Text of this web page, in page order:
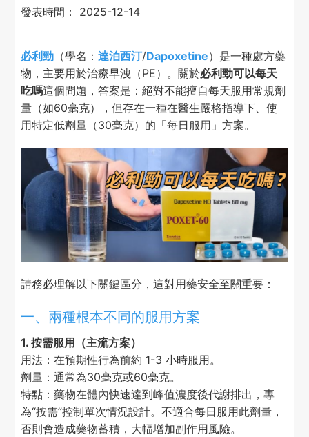
發表時間： 2025-12-14
必利勁 （學名：達泊西汀/Dapoxetine）是一種處方藥
物，主要用於治療早洩（PE）。關於必利勁可以每天
吃嗎這個問題，答案是：絕對不能擅自每天服用常規劑
量（如60毫克），但存在一種在醫生嚴格指導下、使
用特定低劑量（30毫克）的「每日服用」方案。
請務必理解以下關鍵區分，這對用藥安全至關重要：
一、兩種根本不同的服用方案
1. 按需服用（主流方案）
用法：在預期性行為前約 1-3 小時服用。
劑量：通常為30毫克或60毫克。
特點：藥物在體內快速達到峰值濃度後代謝排出，專
為“按需”控制單次情況設計。不適合每日服用此劑量，
否則會造成藥物蓄積，大幅增加副作用風險。